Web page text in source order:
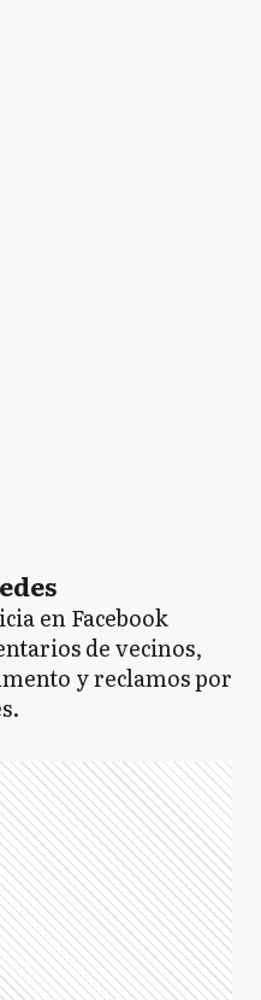
en Facebook
de vecinos,
y reclamos por